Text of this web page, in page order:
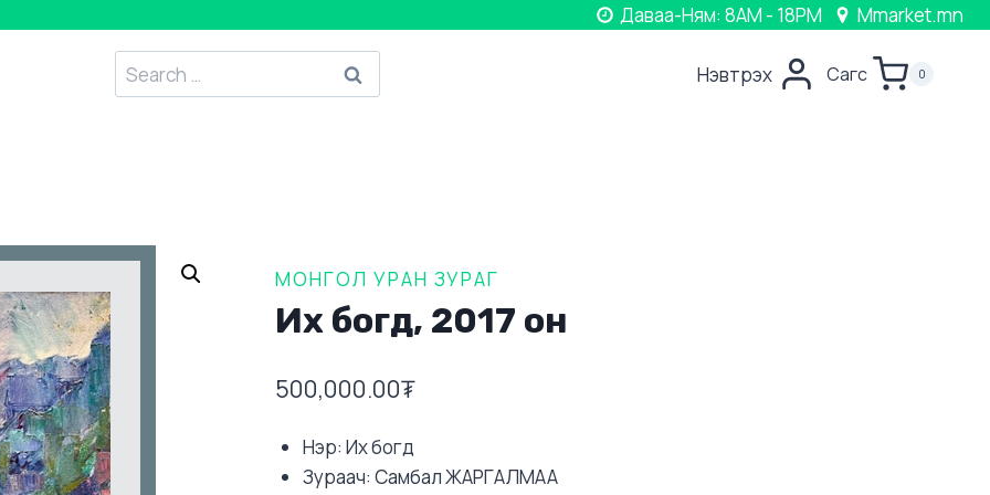
Даваа-Ням: 8AM - 18PM Mmarket.mn
Search
for:
Нэвтрэх Сагс 0
МОНГОЛ УРАН ЗУРАГ
Их богд, 2017 он
500,000.00₮
Нэр: Их богд
Зураач: Самбал ЖАРГАЛМАА